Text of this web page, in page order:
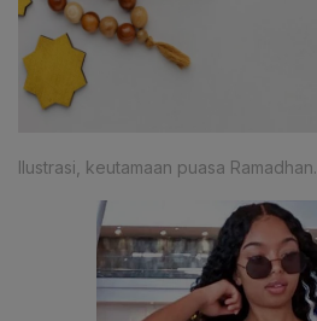
Ilustrasi, keutamaan puasa Ramadhan.